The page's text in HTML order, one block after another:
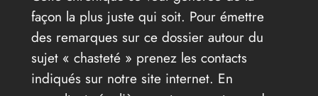
façon la plus juste qui soit. Pour émettre
des remarques sur ce dossier autour du
sujet « chasteté » prenez les contacts
indiqués sur notre site internet. En